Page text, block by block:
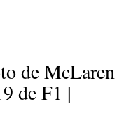
de McLaren
de F1 |